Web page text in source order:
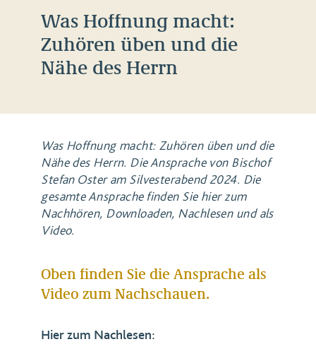
Was Hoffnung macht:
Zuhören üben und die
Nähe des Herrn
Was Hoffnung macht: Zuhören üben und die
Nähe des Herrn. Die Ansprache von Bischof
Stefan Oster am Silvesterabend 2024. Die
gesamte Ansprache finden Sie hier zum
Nachhören, Downloaden, Nachlesen und als
Video.
Oben finden Sie die Ansprache als
Video zum Nachschauen.
Hier zum Nachlesen: